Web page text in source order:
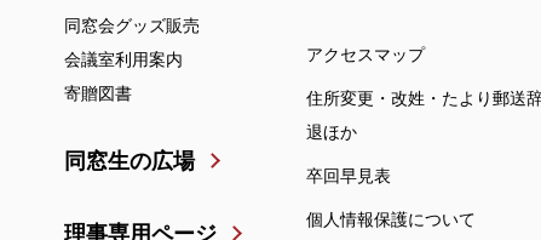
同窓会グッズ販売
会議室利用案内
寄贈図書
同窓生の広場
理事専用ページ
アクセスマップ
住所変更・改姓・たより郵送
退ほか
卒回早見表
個人情報保護について